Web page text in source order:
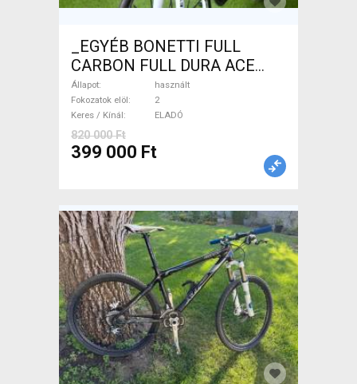
_EGYÉB BONETTI FULL
CARBON FULL DURA ACE
Országúti patkófék használt
ELADÓ
Állapot
használt
Fokozatok elöl
2
Keres / Kínál
ELADÓ
820 000 Ft
399 000 Ft